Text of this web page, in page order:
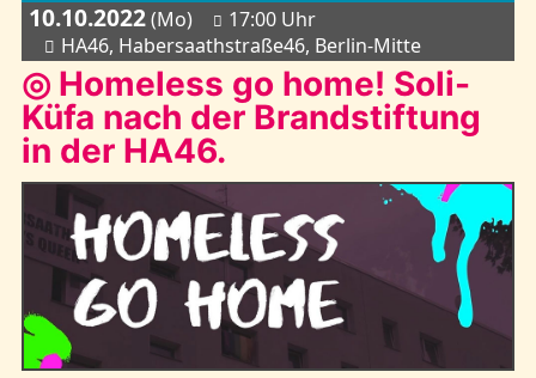
10.10.2022(Mo)
17:00 Uhr
HA46, Habersaathstraße46, Berlin-Mitte
◎ Homeless go home! Soli-
Küfa nach der Brandstiftung
in der HA46.